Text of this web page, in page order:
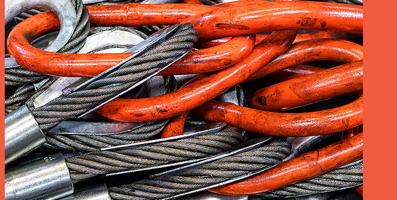
6x24S Steel Wire Rope
6x21F Steel Wire Rope
6x26WS Steel Wire Rope
6×19 Steel Wire Rope
6x19S Steel Wire Rope
Segmenten
Olie & Energie
Kranen
Maritiem
Visserij
Mijnbouw
Liften & Kabelbanen
Bosbouw
Voorraadlijst downloaden
Over ons
Offerte aanvragen
Contact